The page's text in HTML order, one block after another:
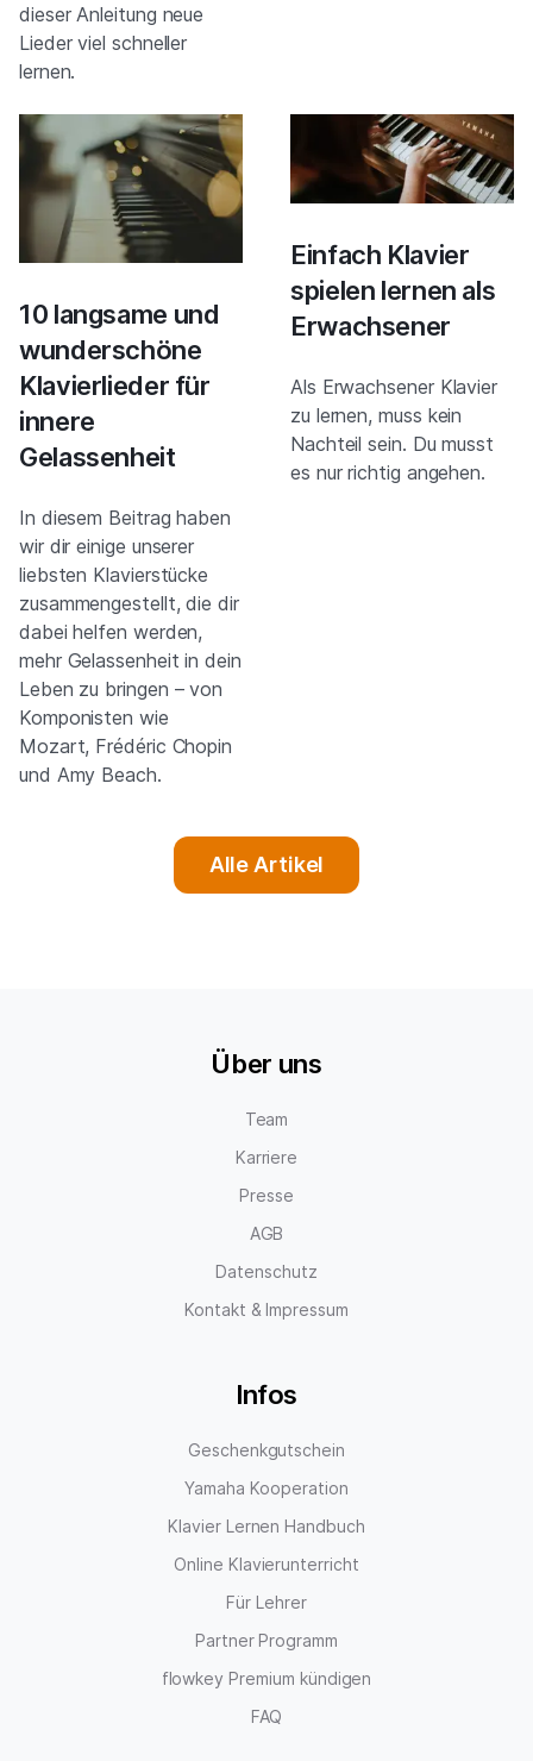
dieser Anleitung neue
Lieder viel schneller
lernen.
10 langsame und
wunderschöne
Klavierlieder für
innere
Gelassenheit
In diesem Beitrag haben
wir dir einige unserer
liebsten Klavierstücke
zusammengestellt, die dir
dabei helfen werden,
mehr Gelassenheit in dein
Leben zu bringen – von
Komponisten wie
Mozart, Frédéric Chopin
und Amy Beach.
Einfach Klavier
spielen lernen als
Erwachsener
Als Erwachsener Klavier
zu lernen, muss kein
Nachteil sein. Du musst
es nur richtig angehen.
Alle Artikel
Über uns
Team
Karriere
Presse
AGB
Datenschutz
Kontakt & Impressum
Infos
Geschenkgutschein
Yamaha Kooperation
Klavier Lernen Handbuch
Online Klavierunterricht
Für Lehrer
Partner Programm
flowkey Premium kündigen
FAQ